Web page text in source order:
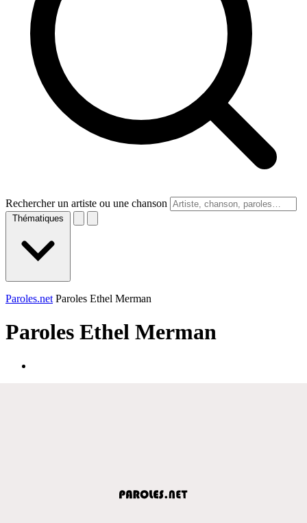
Rechercher un artiste ou une chanson
Thématiques
Paroles.net Paroles Ethel Merman
Paroles Ethel Merman